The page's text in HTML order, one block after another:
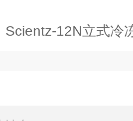
Scientz-12N立式冷冻干燥